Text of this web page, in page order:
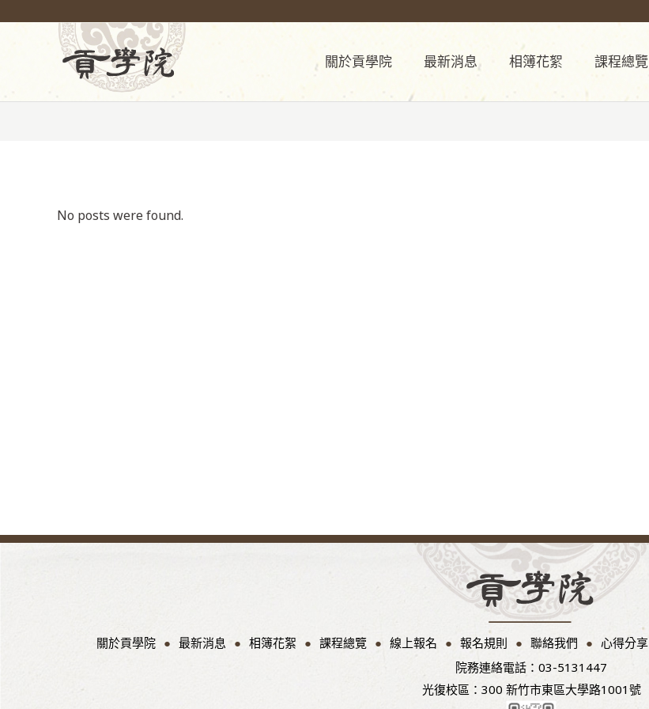
關於貢學院 最新消息 相簿花絮 課程總覽
No posts were found.
關於貢學院 最新消息 相簿花絮 課程總覽 線上報名 報名規則 聯絡我們
心得分享
院務連絡電話：03-5131447
光復校區：300 新竹市東區大學路1001號